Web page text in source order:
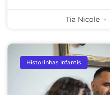
Tia Nicole
Historinhas Infantis